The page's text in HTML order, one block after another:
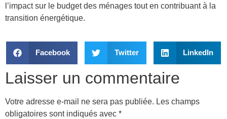
l’impact sur le budget des ménages tout en contribuant à la
transition énergétique.
Facebook Twitter LinkedIn
Laisser un commentaire
Votre adresse e-mail ne sera pas publiée. Les champs
obligatoires sont indiqués avec *